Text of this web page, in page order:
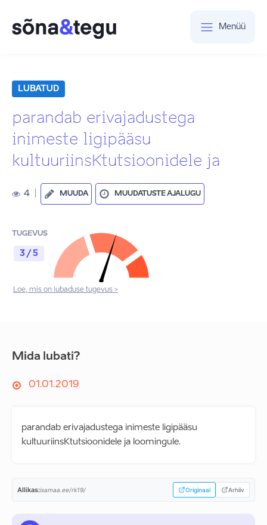
Menüü
LUBATUD
parandab erivajadustega
inimeste ligipääsu
kultuuriinsKtutsioonidele ja
4 MUUDA MUUDATUSTE AJALUGU
TUGEVUS
3 / 5
Loe, mis on lubaduse tugevus >
Mida lubati?
01.01.2019
parandab erivajadustega inimeste ligipääsu
kultuuriinsKtutsioonidele ja loomingule.
Allikas:isamaa.ee/rk19/ Originaal Arhiiv